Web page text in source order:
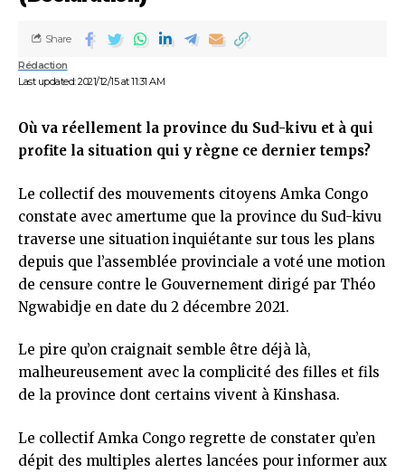
Last updated: 2021/12/15 at 11:31 AM
Rédaction
Share
Où va réellement la province du Sud-kivu et à qui
profite la situation qui y règne ce dernier temps?
Le collectif des mouvements citoyens Amka Congo
constate avec amertume que la province du Sud-kivu
traverse une situation inquiétante sur tous les plans
depuis que l’assemblée provinciale a voté une motion
de censure contre le Gouvernement dirigé par Théo
Ngwabidje en date du 2 décembre 2021.
Le pire qu’on craignait semble être déjà là,
malheureusement avec la complicité des filles et fils
de la province dont certains vivent à Kinshasa.
Le collectif Amka Congo regrette de constater qu’en
dépit des multiples alertes lancées pour informer aux